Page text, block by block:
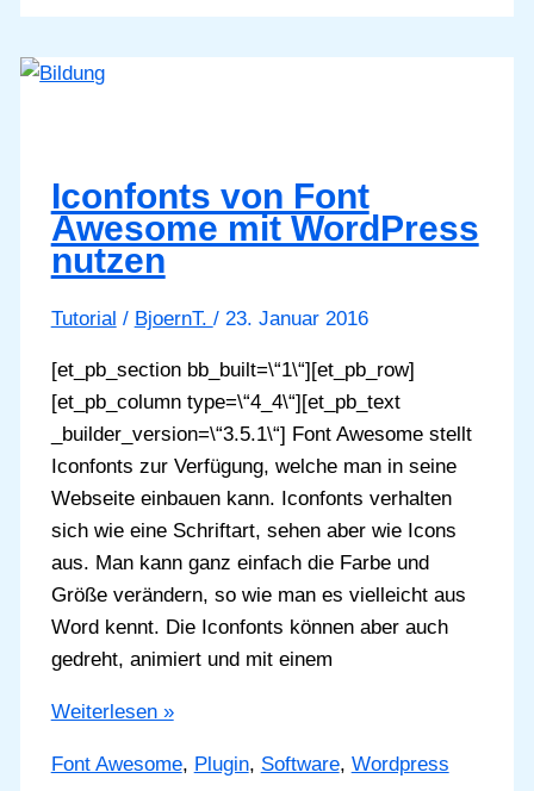
Server
Iconfonts von Font
Awesome mit WordPress
nutzen
Tutorial / BjoernT. / 23. Januar 2016
[et_pb_section bb_built=\“1\“][et_pb_row]
[et_pb_column type=\“4_4\“][et_pb_text
_builder_version=\“3.5.1\“] Font Awesome stellt
Iconfonts zur Verfügung, welche man in seine
Webseite einbauen kann. Iconfonts verhalten
sich wie eine Schriftart, sehen aber wie Icons
aus. Man kann ganz einfach die Farbe und
Größe verändern, so wie man es vielleicht aus
Word kennt. Die Iconfonts können aber auch
gedreht, animiert und mit einem
Iconfonts
Font
Weiterlesen »
Font Awesome, Plugin, Software, Wordpress